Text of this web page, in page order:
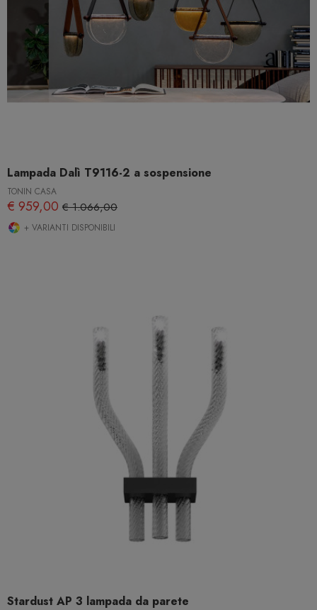
Lampada Dalì T9116-2 a sospensione
TONIN CASA
€ 959,00 € 1.066,00
+ VARIANTI DISPONIBILI
Stardust AP 3 lampada da parete